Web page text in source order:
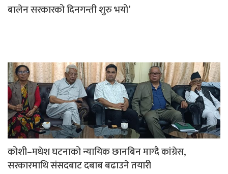
बालेन सरकारको दिनगन्ती शुरु भयो’
कोशी–मधेश घटनाको न्यायिक छानबिन माग्दै कांग्रेस,
सरकारमाथि संसदबाट दबाब बढाउने तयारी